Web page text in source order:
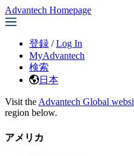
Advantech Homepage
登録 / Log In
MyAdvantech
検索
日本
Visit the Advantech Global
region below.
アメリカ